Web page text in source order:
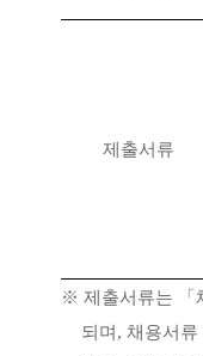
제출서류
※ 제출서류는 「
되며 ,채용서류